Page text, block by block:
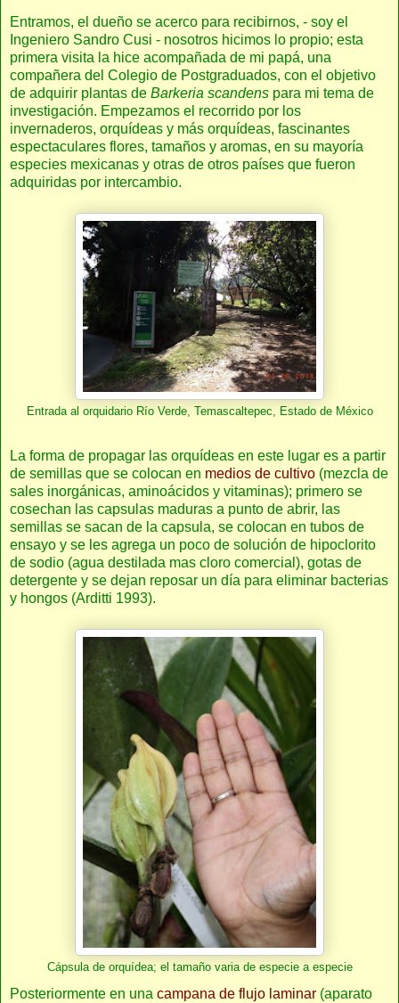
Entramos, el dueño se acerco para recibirnos, - soy el
Ingeniero Sandro Cusi - nosotros hicimos lo propio; esta
primera visita la hice acompañada de mi papá, una
compañera del Colegio de Postgraduados, con el objetivo
de adquirir plantas de Barkeria scandens para mi tema de
investigación. Empezamos el recorrido por los
invernaderos, orquídeas y más orquídeas, fascinantes
espectaculares flores, tamaños y aromas, en su mayoría
especies mexicanas y otras de otros países que fueron
adquiridas por intercambio.
Entrada al orquidario Río Verde, Temascaltepec, Estado de México
La forma de propagar las orquídeas en este lugar es a partir
de semillas que se colocan en medios de cultivo (mezcla de
sales inorgánicas, aminoácidos y vitaminas); primero se
cosechan las capsulas maduras a punto de abrir, las
semillas se sacan de la capsula, se colocan en tubos de
ensayo y se les agrega un poco de solución de hipoclorito
de sodio (agua destilada mas cloro comercial), gotas de
detergente y se dejan reposar un día para eliminar bacterias
y hongos (Arditti 1993).
Cápsula de orquídea; el tamaño varia de especie a especie
Posteriormente en una campana de flujo laminar (aparato